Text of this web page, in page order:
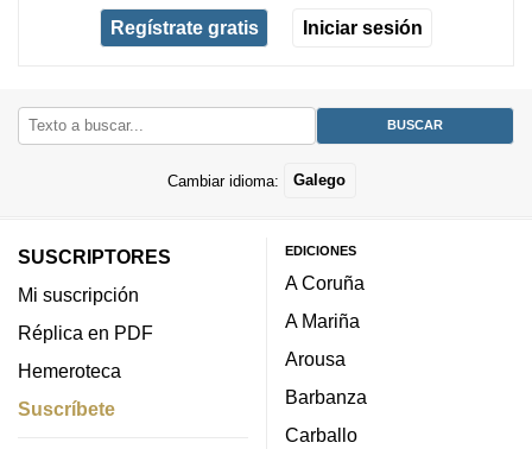
Regístrate gratis Iniciar sesión
Cambiar idioma: Galego
SUSCRIPTORES
Mi suscripción
Réplica en PDF
Hemeroteca
Suscríbete
EDICIONES
A Coruña
A Mariña
Arousa
Barbanza
Carballo